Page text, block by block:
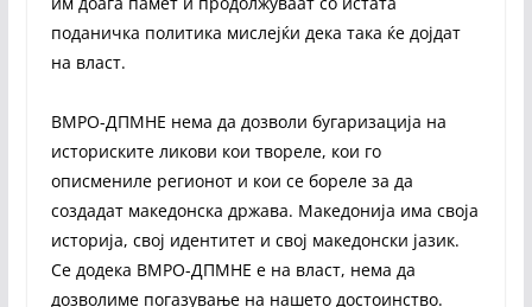
поданичка политика мислејќи дека така ќе дојдат
на власт.
ВМРО-ДПМНЕ нема да дозволи бугаризација на
историските ликови кои твореле, кои го
описмениле регионот и кои се бореле за да
создадат македонска држава. Македонија има своја
историја, свој идентитет и свој македонски јазик.
Се додека ВМРО-ДПМНЕ е на власт, нема да
дозволиме погазување на нашето достоинство.